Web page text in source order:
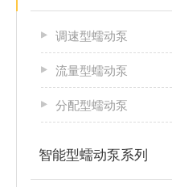
调速型蠕动泵
流量型蠕动泵
分配型蠕动泵
智能型蠕动泵系列